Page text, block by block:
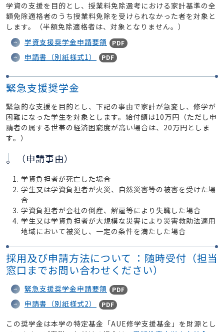
学資の支援を目的とし、授業料免除選考における家計基準の全
額免除適格者のうち授業料免除を受けられなかった者を対象と
します。（半額免除適格者は、対象となりません。）
学資支援奨学金申請要領
PDF
申請書（別紙様式1） PDF
緊急支援奨学金
緊急的な支援を目的とし、下記の事由で家計が急変し、修学が
困難になった学生を対象とします。給付額は10万円（ただし申
請者の属する世帯の経済困窮度が高い場合は、20万円としま
す。）
（申請事由）
学資負担者が死亡した場合
学生又は学資負担者が火災、自然災害等の被害を受けた場
合
学資負担者が会社の倒産、解雇等により失職した場合
学生又は学資負担者が大規模な災害により災害救助法適用
地域において被災し、一定の条件を満たした場合
採用及び申請方法について ：随時受付（担当
窓口までお問い合わせください）
緊急支援奨学金申請要領 PDF
申請書（別紙様式2） PDF
この奨学金は本学の特定基金「AUE修学支援基金」を財源とし